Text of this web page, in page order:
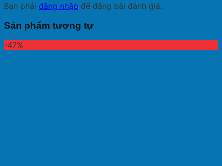
Bạn phải đăng nhập để đăng bài đánh giá.
Sản phẩm tương tự
-47%